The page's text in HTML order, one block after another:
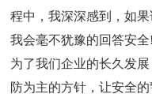
程中，我深深感到，如
我会毫不犹豫的回答安
为了我们企业的长久发
防为主的方针，让安全的